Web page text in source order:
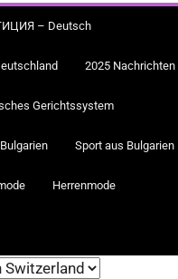
– Deutsch
2025 Nachrichten
Gerichtssystem
Sport aus Bulgarien
Herrenmode